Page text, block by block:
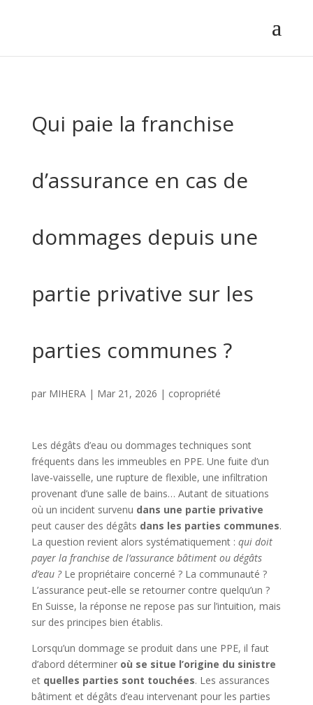
Qui paie la franchise
d’assurance en cas de
dommages depuis une
partie privative sur les
parties communes ?
par MIHERA| Mar 21, 2026 | copropriété
Les dégâts d’eau ou dommages techniques sont
fréquents dans les immeubles en PPE. Une fuite d’un
lave‑vaisselle, une rupture de flexible, une infiltration
provenant d’une salle de bains… Autant de situations
où un incident survenu dans une partie privative
peut causer des dégâts dans les parties communes.
La question revient alors systématiquement : qui doit
payer la franchise de l’assurance bâtiment ou dégâts
d’eau ?Le propriétaire concerné ? La communauté ?
L’assurance peut‑elle se retourner contre quelqu’un ?
En Suisse, la réponse ne repose pas sur l’intuition, mais
sur des principes bien établis.
Lorsqu’un dommage se produit dans une PPE, il faut
d’abord déterminer où se situe l’origine du sinistre
et quelles parties sont touchées. Les assurances
bâtiment et dégâts d’eau intervenant pour les parties